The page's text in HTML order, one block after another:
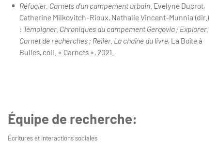
Réfugier. Carnets d’un campement urbain . Evelyne Ducrot,
Catherine Milkovitch-Rioux, Nathalie Vincent-Munnia (dir.)
: Témoigner. Chroniques du campement Gergovia ; Explorer.
Carnet de recherches ; Relier. La chaîne du livre, La Boîte à
Bulles, coll. « Carnets », 2021.
Équipe de recherche:
Écritures et interactions sociales